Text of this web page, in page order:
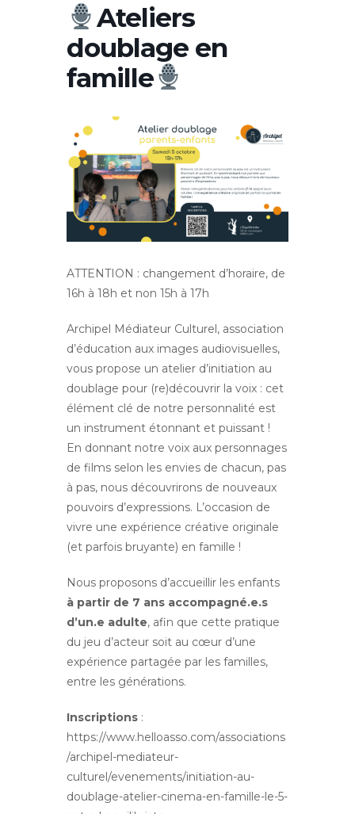
Ateliers
doublage en
famille
ATTENTION : changement d’horaire, de
16h à 18h et non 15h à 17h
Archipel Médiateur Culturel, association
d’éducation aux images audiovisuelles,
vous propose un atelier d’initiation au
doublage pour (re)découvrir la voix : cet
élément clé de notre personnalité est
un instrument étonnant et puissant !
En donnant notre voix aux personnages
de films selon les envies de chacun, pas
à pas, nous découvrirons de nouveaux
pouvoirs d’expressions. L’occasion de
vivre une expérience créative originale
(et parfois bruyante) en famille !
Nous proposons d’accueillir les enfants
à partir de 7 ans accompagné.e.s
d’un.e adulte, afin que cette pratique
du jeu d’acteur soit au cœur d’une
expérience partagée par les familles,
entre les générations.
Inscriptions :
https://www.helloasso.com/associations
/archipel-mediateur-
culturel/evenements/initiation-au-
doublage-atelier-cinema-en-famille-le-5-